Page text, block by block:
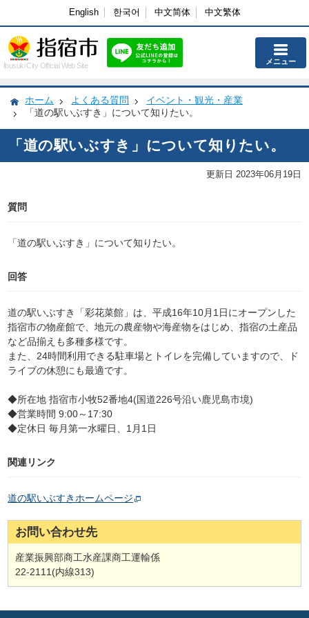
English 한국어 中文简体 中文繁体
Ibusuki City Official Web Site メニュー
ホーム よくある質問
イベント・観光・産業
「道の駅いぶすき」について知りたい。
「道の駅いぶすき」について知りたい。
更新日 2023年06月19日
質問
「道の駅いぶすき」について知りたい。
回答
道の駅いぶすき「彩花菜館」は、平成16年10月1日にオープンした
指宿市の物産館で、地元の農産物や海産物をはじめ、指宿の土産品
など品揃えも多種多様です。
また、24時間利用できる駐車場とトイレを完備していますので、ド
ライブの休憩にも最適です。
◆所在地 指宿市小牧52番地4(国道226号沿い鹿児島市境)
◆営業時間 9:00～17:30
◆定休日 毎月第一水曜日、1月1日
関連リンク
道の駅いぶすきホームページ
お問い合わせ先
産業振興部商工水産課商工運輸係
22-2111(内線313)